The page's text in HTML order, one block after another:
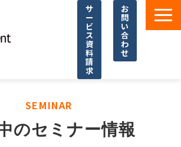
サ
ー
ビ
ス
資
料
請
求
お
問
い
合
わ
せ
よくあるご質問
イベント・セミナー
SEMINAR
のセミナー情報